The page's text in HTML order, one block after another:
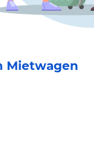
Mietwagen